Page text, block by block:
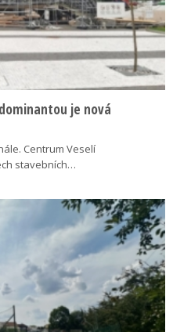
je nová
Centrum Veselí
stavebních…